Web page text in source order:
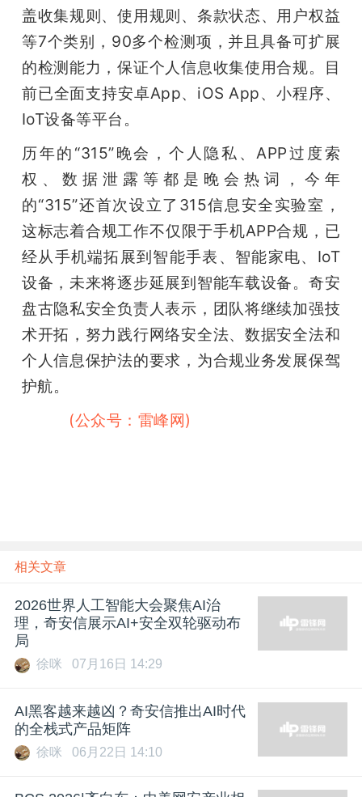
盖收集规则、使用规则、条款状态、用户权益
等7个类别，90多个检测项，并且具备可扩展
的检测能力，保证个人信息收集使用合规。目
前已全面支持安卓App、iOS App、小程序、
IoT设备等平台。
历年的“315”晚会，个人隐私、APP过度索
权、数据泄露等都是晚会热词，今年
的“315”还首次设立了315信息安全实验室，
这标志着合规工作不仅限于手机APP合规，已
经从手机端拓展到智能手表、智能家电、IoT
设备，未来将逐步延展到智能车载设备。奇安
盘古隐私安全负责人表示，团队将继续加强技
术开拓，努力践行网络安全法、数据安全法和
个人信息保护法的要求，为合规业务发展保驾
护航。
(公众号：雷峰网)
相关文章
2026世界人工智能大会聚焦AI治
理，奇安信展示AI+安全双轮驱动布
局
徐咪 07月16日 14:29
AI黑客越来越凶？奇安信推出AI时代
的全栈式产品矩阵
徐咪 06月22日 14:10